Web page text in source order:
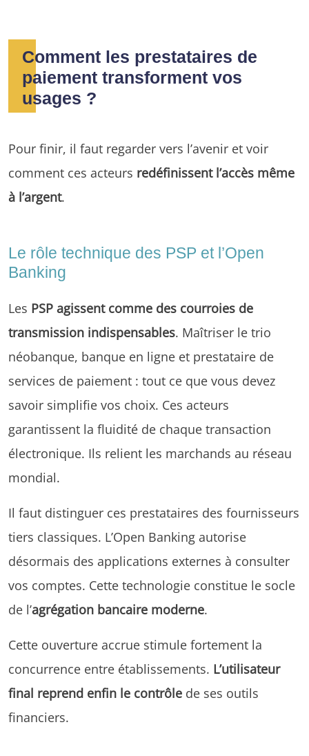
Comment les prestataires de
paiement transforment vos
usages ?
Pour finir, il faut regarder vers l’avenir et voir
comment ces acteurs redéfinissent l’accès même
à l’argent.
Le rôle technique des PSP et l’Open
Banking
Les PSP agissent comme des courroies de
transmission indispensables. Maîtriser le trio
néobanque, banque en ligne et prestataire de
services de paiement : tout ce que vous devez
savoir simplifie vos choix. Ces acteurs
garantissent la fluidité de chaque transaction
électronique. Ils relient les marchands au réseau
mondial.
Il faut distinguer ces prestataires des fournisseurs
tiers classiques. L’Open Banking autorise
désormais des applications externes à consulter
vos comptes. Cette technologie constitue le socle
de l’agrégation bancaire moderne.
Cette ouverture accrue stimule fortement la
concurrence entre établissements. L’utilisateur
final reprend enfin le contrôle de ses outils
financiers.